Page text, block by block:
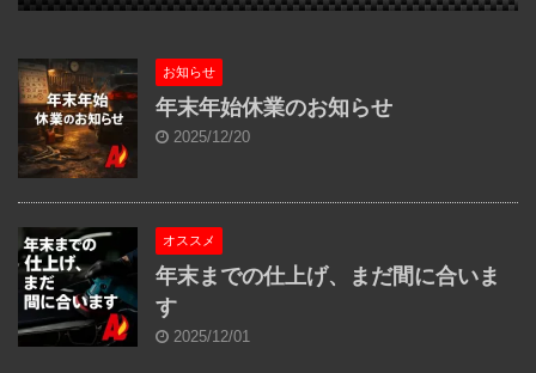
お知らせ
年末年始休業のお知らせ
2025/12/20
オススメ
年末までの仕上げ、まだ間に合いま
す
2025/12/01